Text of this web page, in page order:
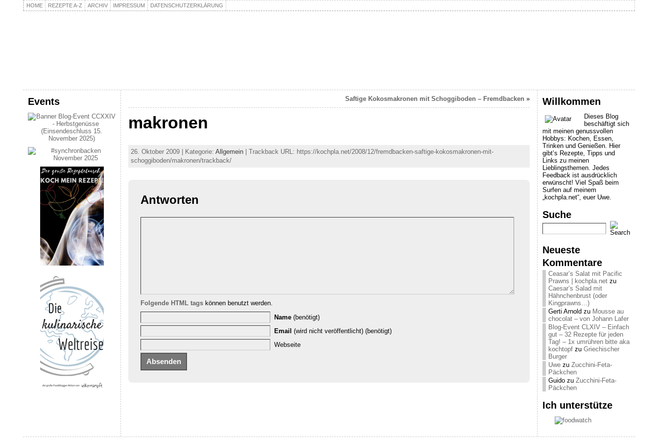
HOME REZEPTE A-Z ARCHIV IMPRESSUM DATENSCHUTZERKLÄRUNG
Events Saftige Kokosmakronen mit Schoggiboden – Fremdbacken »
makronen
26. Oktober 2009 | Kategorie: Allgemein | Trackback URL: https://kochpla.net/2008/12/fremdbacken-saftige-kokosmakronen-mit-
schoggiboden/makronen/trackback/
Antworten
Folgende HTML tags können benutzt werden.
Name (benötigt)
Email (wird nicht veröffentlicht) (benötigt)
Webseite
Willkommen
Dieses Blog
beschäftigt sich
mit meinen genussvollen
Hobbys: Kochen, Essen,
Trinken und Genießen. Hier
gibt’s Rezepte, Tipps und
Links zu meinen
Lieblingsthemen. Jedes
Feedback ist ausdrücklich
erwünscht! Viel Spaß beim
Surfen auf meinem
„kochpla.net“, euer Uwe.
Suche
Neueste
Kommentare
Ceasar’s Salat mit Pacific
Prawns | kochpla.net zu
Caesar’s Salad mit
Hähnchenbrust (oder
Kingprawns…)
Gerti Arnold zu Mousse au
chocolat – von Johann Lafer
Blog-Event CLXIV – Einfach
gut – 32 Rezepte für jeden
Tag! – 1x umrühren bitte aka
kochtopf zu Griechischer
Burger
Uwe zu Zucchini-Feta-
Päckchen
Guido zu Zucchini-Feta-
Päckchen
Ich unterstütze